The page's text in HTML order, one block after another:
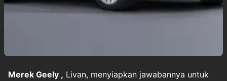
Merek Geely , Livan, menyiapkan jawabannya untuk